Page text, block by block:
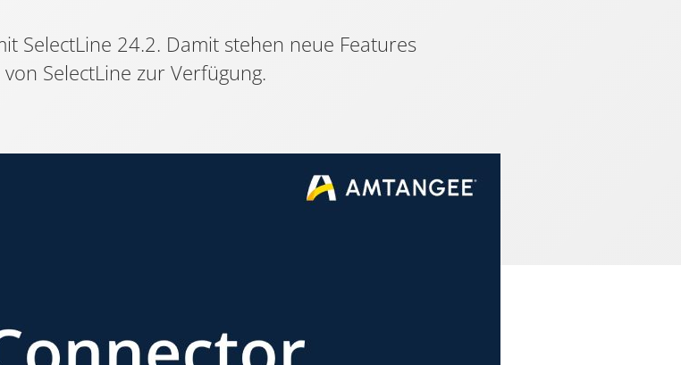
SelectLine 24.2. Damit stehen neue Features
SelectLine zur Verfügung.